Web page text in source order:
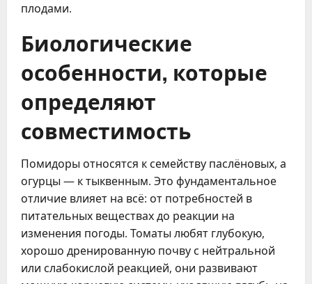
плодами.
Биологические
особенности, которые
определяют
совместимость
Помидоры относятся к семейству паслёновых, а
огурцы — к тыквенным. Это фундаментальное
отличие влияет на всё: от потребностей в
питательных веществах до реакции на
изменения погоды. Томаты любят глубокую,
хорошо дренированную почву с нейтральной
или слабокислой реакцией, они развивают